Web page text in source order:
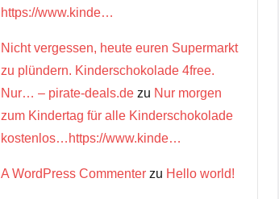
https://www.kinde…
Nicht vergessen, heute euren Supermarkt
zu plündern. Kinderschokolade 4free.
Nur… – pirate-deals.de zu Nur morgen
zum Kindertag für alle Kinderschokolade
kostenlos…https://www.kinde…
A WordPress Commenter zu Hello world!